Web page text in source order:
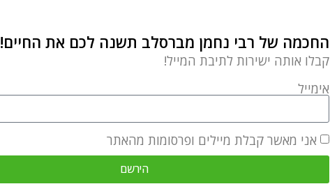
החכמה של רבי נחמן מברסלב תשנה לכם את החיים!
קבלו אותה ישירות לתיבת המייל!
אימייל
אני מאשר קבלת מיילים ופרסומות מהאתר
הירשם